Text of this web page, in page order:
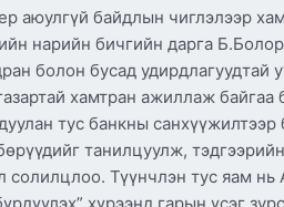
аюулгүй байдлын чиглэлээр
нарийн бичгийн дарга
болон бусад удирдлагуудтай
хамтран ажиллаж байгаа
тус банкны санхүүжилтээр
танилцуулж,
Түүнчлэн тус яам нь
хүрээнд гарын үсэг